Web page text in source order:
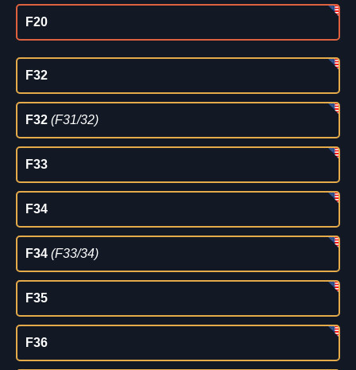
F20
F32
F32 (F31/32)
F33
F34
F34 (F33/34)
F35
F36